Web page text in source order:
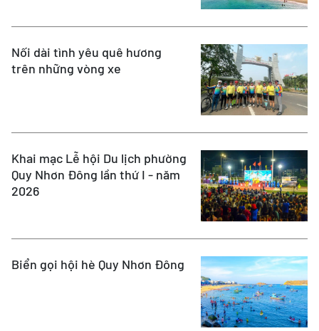
Nối dài tình yêu quê hương
trên những vòng xe
Khai mạc Lễ hội Du lịch phường
Quy Nhơn Đông lần thứ I - năm
2026
Biển gọi hội hè Quy Nhơn Đông